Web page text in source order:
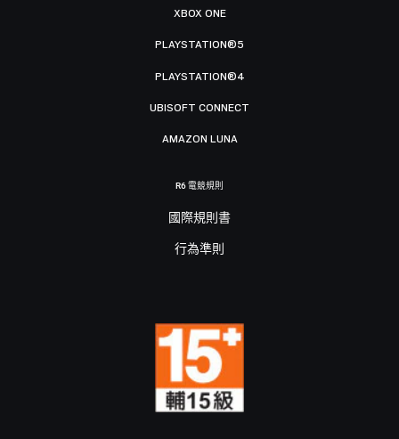
XBOX ONE
PLAYSTATION®5
PLAYSTATION®4
UBISOFT CONNECT
AMAZON LUNA
R6 電競規則
國際規則書
行為準則